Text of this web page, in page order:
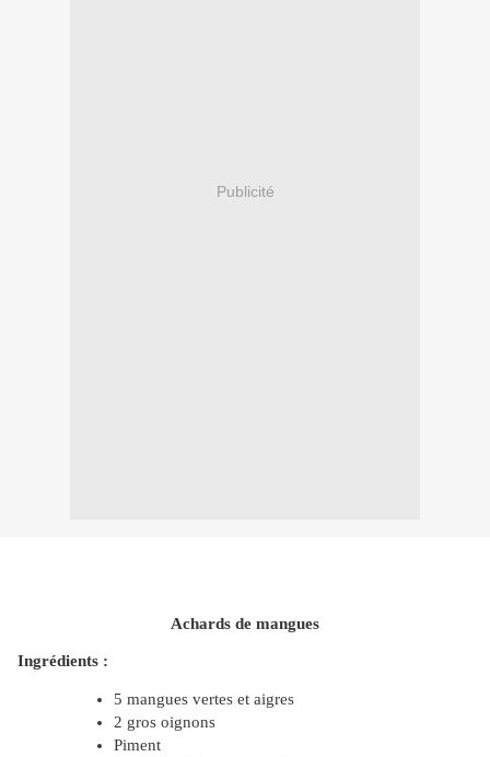
Publicité
Achards de mangues
Ingrédients :
5 mangues vertes et aigres
2 gros oignons
Piment